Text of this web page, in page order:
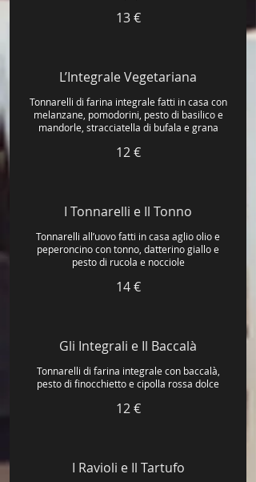
13 €
L’Integrale Vegetariana
Tonnarelli di farina integrale fatti in casa con
melanzane, pomodorini, pesto di basilico e
mandorle, stracciatella di bufala e grana
12 €
I Tonnarelli e Il Tonno
Tonnarelli all’uovo fatti in casa aglio olio e
peperoncino con tonno, datterino giallo e
pesto di rucola e nocciole
14 €
Gli Integrali e Il Baccalà
Tonnarelli di farina integrale con baccalà,
pesto di finocchietto e cipolla rossa dolce
12 €
I Ravioli e Il Tartufo